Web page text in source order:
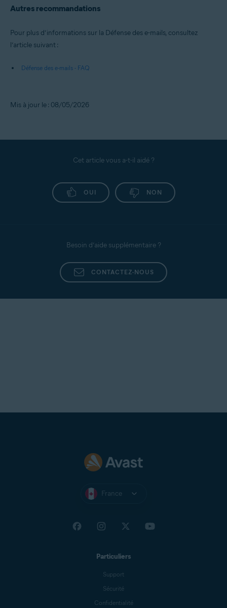
Autres recommandations
Pour plus d’informations sur la Défense des e-mails, consultez
l’article suivant :
Défense des e-mails - FAQ
Mis à jour le : 08/05/2026
Cet article vous a-t-il aidé ?
OUI NON
Besoin d’aide supplémentaire ?
CONTACTEZ-NOUS
France
Particuliers
Support
Sécurité
Confidentialité